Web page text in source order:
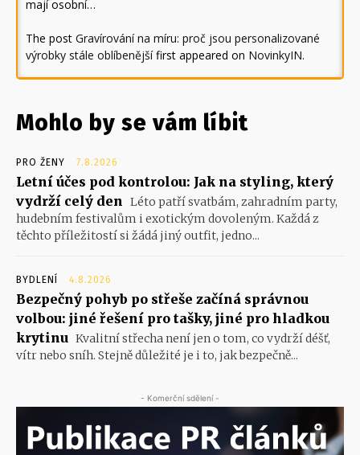
mají osobní…
The post Gravírování na míru: proč jsou personalizované
výrobky stále oblíbenějšífirst appeared on NovinkyIN.
Mohlo by se vám líbit
PRO ŽENY 7.8.2026
Letní účes pod kontrolou: Jak na styling, který
vydrží celý den Léto patří svatbám, zahradním party,
hudebním festivalům i exotickým dovoleným. Každá z
těchto příležitostí si žádá jiný outfit, jedno...
BYDLENÍ 4.8.2026
Bezpečný pohyb po střeše začíná správnou
volbou: jiné řešení pro tašky, jiné pro hladkou
krytinu Kvalitní střecha není jen o tom, co vydrží déšť,
vítr nebo sníh. Stejně důležité je i to, jak bezpečně...
- Komerční sdělení -